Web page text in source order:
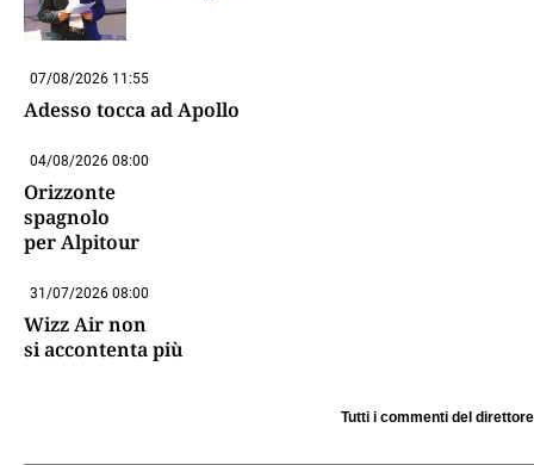
07/08/2026 11:55
Adesso tocca ad Apollo
04/08/2026 08:00
Orizzonte
spagnolo
per Alpitour
31/07/2026 08:00
Wizz Air non
si accontenta più
Tutti i commenti del direttore